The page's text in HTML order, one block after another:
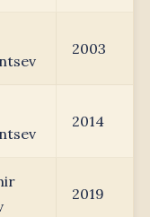
2003
2014
2019